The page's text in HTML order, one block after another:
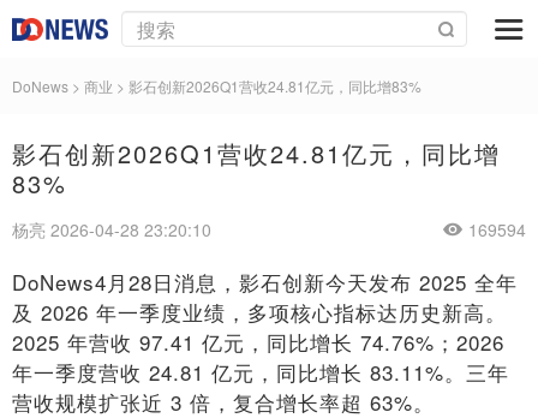
DoNews > 商业 > 影石创新2026Q1营收24.81亿元，同比增83%
影石创新2026Q1营收24.81亿元，同比增
83%
杨亮 2026-04-28 23:20:10 169594
DoNews4月28日消息，影石创新今天发布 2025 全年
及 2026 年一季度业绩，多项核心指标达历史新高。
2025 年营收 97.41 亿元，同比增长 74.76%；2026
年一季度营收 24.81 亿元，同比增长 83.11%。三年
营收规模扩张近 3 倍，复合增长率超 63%。